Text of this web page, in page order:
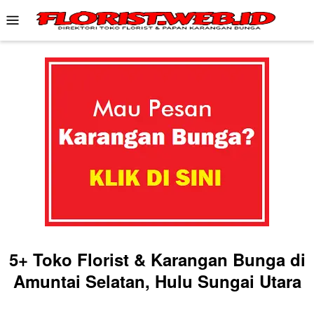
to
content
Mobile
Menu
5+ Toko Florist & Karangan Bunga di
Amuntai Selatan, Hulu Sungai Utara